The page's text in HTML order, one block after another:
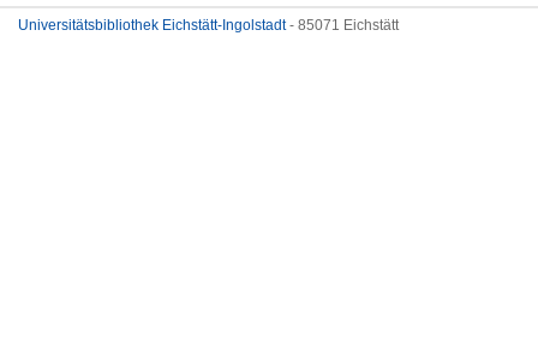
Universitätsbibliothek Eichstätt-Ingolstadt- 85071 Eichstätt